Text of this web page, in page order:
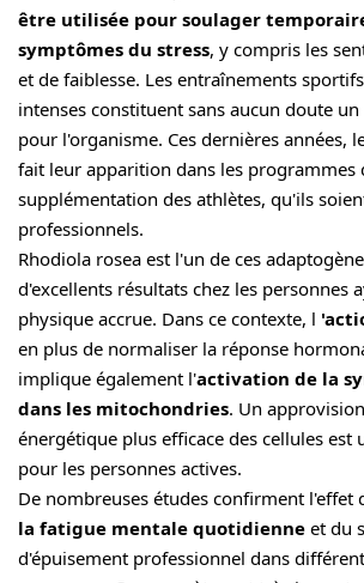
être utilisée pour soulager
symptômes du stress , y compris les
et de faiblesse. Les entraînements
intenses constituent sans aucun doute
pour l'organisme. Ces dernières années,
fait leur apparition dans les programmes
supplémentation des athlètes, qu'ils
professionnels.
Rhodiola rosea est l'un de ces
d'excellents résultats chez les personnes
physique accrue. Dans ce contexte, l
en plus de normaliser la réponse
implique également l'activation de la
dans les mitochondries . Un
énergétique plus efficace des cellules est
pour les personnes actives.
De nombreuses études confirment l'effet
la fatigue mentale quotidienne et du
d'épuisement professionnel dans